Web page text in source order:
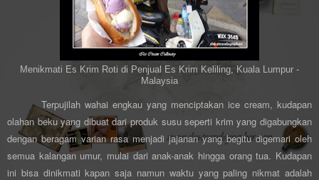
Menikmati Es Krim Roti di Penjual Es Krim Keliling, Kuala Lumpur -
Malaysia
Terpujilah wahai engkau yang menciptakan ice cream, kudapan
olahan beku yang dibuat dari produk susu seperti krim yang digabungkan
dengan beragam varian rasa menjadi jajanan yang begitu digemari oleh
semua kalangan umur, mulai dari anak-anak hingga orang tua. Kudapan
ini bisa dinikmati kapan saja namun waktu yang paling nikmat adalah